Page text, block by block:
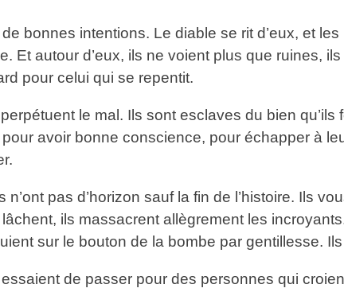
bonnes intentions. Le diable se rit d’eux, et les
autour d’eux, ils ne voient plus que ruines, ils
pour celui qui se repentit.
le mal. Ils sont esclaves du bien qu’ils
avoir bonne conscience, pour échapper à
pas d’horizon sauf la fin de l’histoire. Ils
ils massacrent allègrement les
sur le bouton de la bombe par gentillesse.
de passer pour des personnes qui